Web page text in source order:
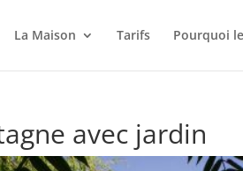
La Maison Tarifs Pourquoi
avec jardin